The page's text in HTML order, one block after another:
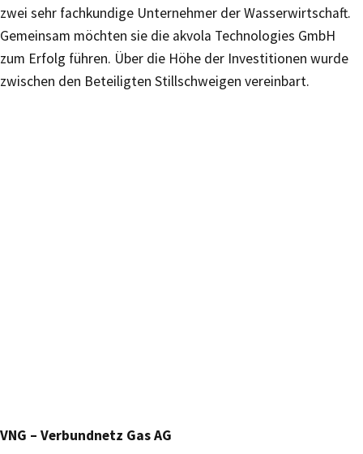
zwei sehr fachkundige Unternehmer der Wasserwirtschaft.
Gemeinsam möchten sie die akvola Technologies GmbH
zum Erfolg führen. Über die Höhe der Investitionen wurde
zwischen den Beteiligten Stillschweigen vereinbart.
VNG – Verbundnetz Gas AG